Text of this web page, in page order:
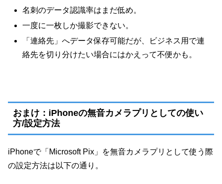
名刺のデータ認識率はまだ低め。
一度に一枚しか撮影できない。
「連絡先」へデータ保存可能だが、ビジネス用で連
絡先を切り分けたい場合にはかえって不便かも。
おまけ：iPhoneの無音カメラプリとしての使い
方/設定方法
iPhoneで「Microsoft Pix」を無音カメラプリとして使う際
の設定方法は以下の通り。